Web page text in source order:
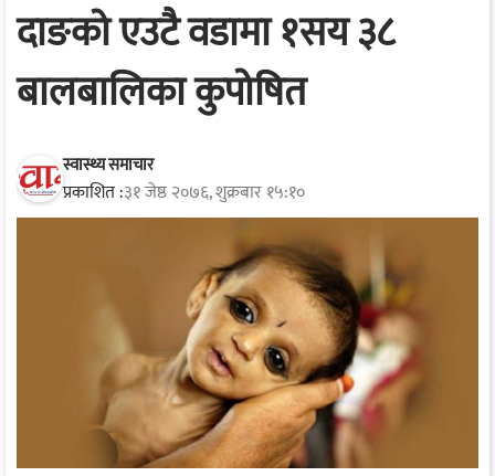
दाङको एउटै वडामा १सय ३८
बालबालिका कुपोषित
स्वास्थ्य समाचार
प्रकाशित :३१ जेष्ठ २०७६, शुक्रबार १५:१०